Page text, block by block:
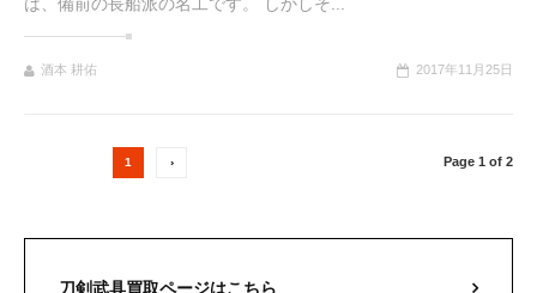
は、備前の長船派の名工です。 しかしそ...
酒本 耕佑 2017年11月25日
1 › Page 1 of 2
刀剣武具買取ページはこちら